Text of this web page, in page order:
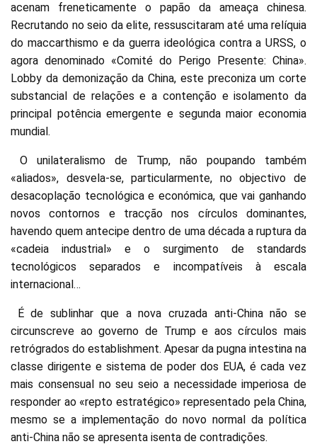
acenam freneticamente o papão da ameaça chinesa.
Recrutando no seio da elite, ressuscitaram até uma relíquia
do maccarthismo e da guerra ideológica contra a URSS, o
agora denominado «Comité do Perigo Presente: China».
Lobby da demonização da China, este preconiza um corte
substancial de relações e a contenção e isolamento da
principal potência emergente e segunda maior economia
mundial.
O unilateralismo de Trump, não poupando também
«aliados», desvela-se, particularmente, no objectivo de
desacoplação tecnológica e económica, que vai ganhando
novos contornos e tracção nos círculos dominantes,
havendo quem antecipe dentro de uma década a ruptura da
«cadeia industrial» e o surgimento de standards
tecnológicos separados e incompatíveis à escala
internacional…
É de sublinhar que a nova cruzada anti-China não se
circunscreve ao governo de Trump e aos círculos mais
retrógrados do establishment. Apesar da pugna intestina na
classe dirigente e sistema de poder dos EUA, é cada vez
mais consensual no seu seio a necessidade imperiosa de
responder ao «repto estratégico» representado pela China,
mesmo se a implementação do novo normal da política
anti-China não se apresenta isenta de contradições.